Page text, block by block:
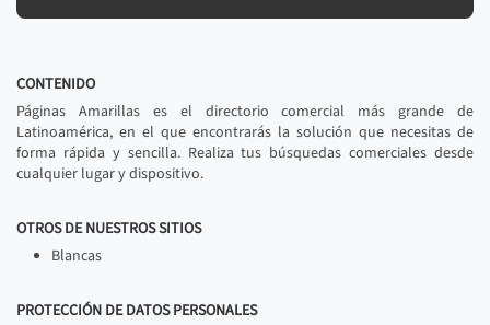
CONTENIDO
Páginas Amarillas es el directorio comercial más grande de
Latinoamérica, en el que encontrarás la solución que necesitas de
forma rápida y sencilla. Realiza tus búsquedas comerciales desde
cualquier lugar y dispositivo.
OTROS DE NUESTROS SITIOS
Blancas
PROTECCIÓN DE DATOS PERSONALES